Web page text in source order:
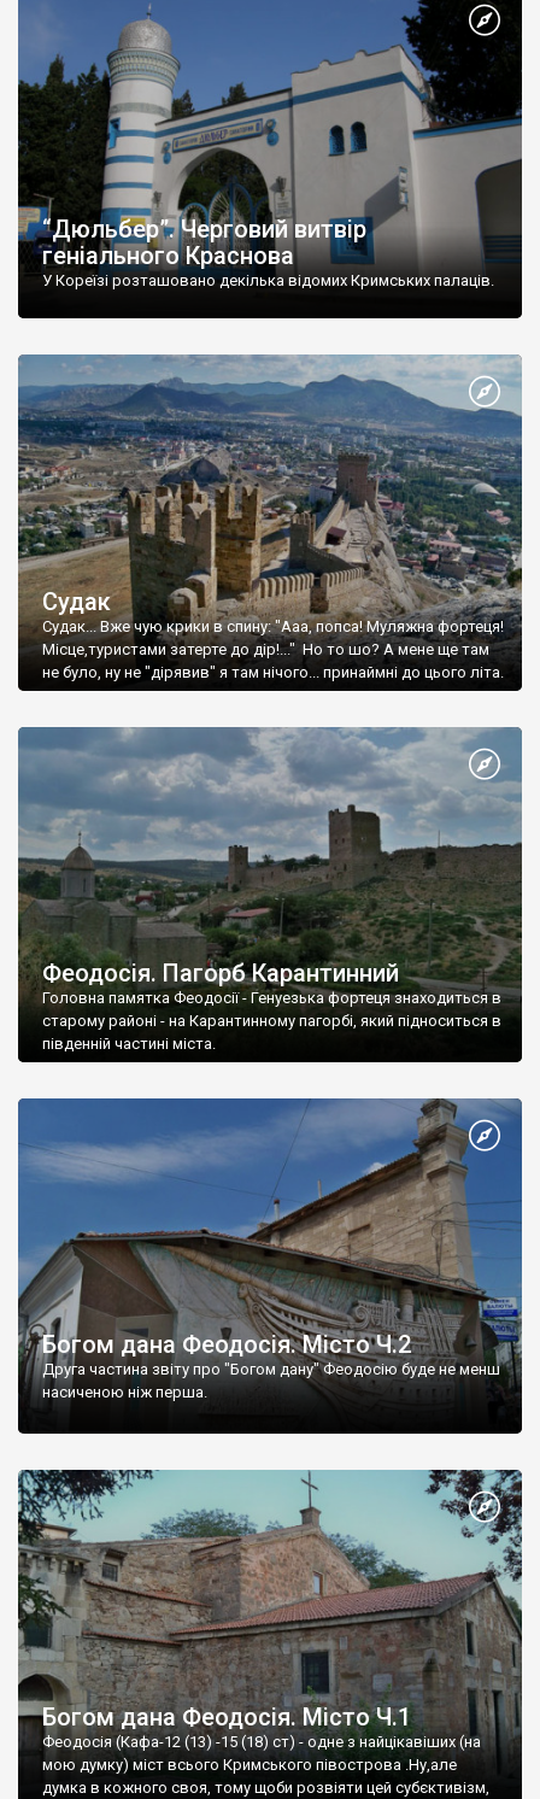
“Дюльбер”. Черговий витвір
геніального Краснова
У Кореїзі розташовано декілька відомих Кримських палаців.
Судак
Судак... Вже чую крики в спину: "Ааа, попса! Муляжна фортеця!
Місце,туристами затерте до дір!..." Но то шо? А мене ще там
не було, ну не "дірявив" я там нічого... принаймні до цього літа.
Феодосія. Пагорб Карантинний
Головна памятка Феодосії - Генуезька фортеця знаходиться в
старому районі - на Карантинному пагорбі, який підноситься в
південній частині міста.
Богом дана Феодосія. Місто Ч.2
Друга частина звіту про "Богом дану" Феодосію буде не менш
насиченою ніж перша.
Богом дана Феодосія. Місто Ч.1
Феодосія (Кафа-12 (13) -15 (18) ст) - одне з найцікавіших (на
мою думку) міст всього Кримського півострова .Ну,але
думка в кожного своя, тому щоби розвіяти цей субєктивізм,